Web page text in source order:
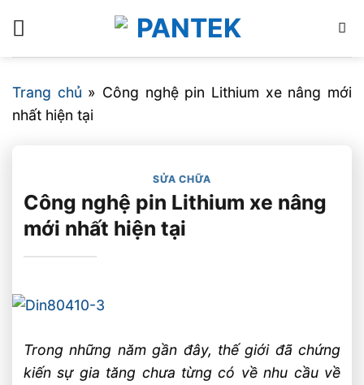
qua
nội
Trang chủ » Công nghệ pin Lithium xe nâng mới
nhất hiện tại
SỬA CHỮA
Công nghệ pin Lithium xe nâng
mới nhất hiện tại
Trong những năm gần đây, thế giới đã chứng
kiến sự gia tăng chưa từng có về nhu cầu về